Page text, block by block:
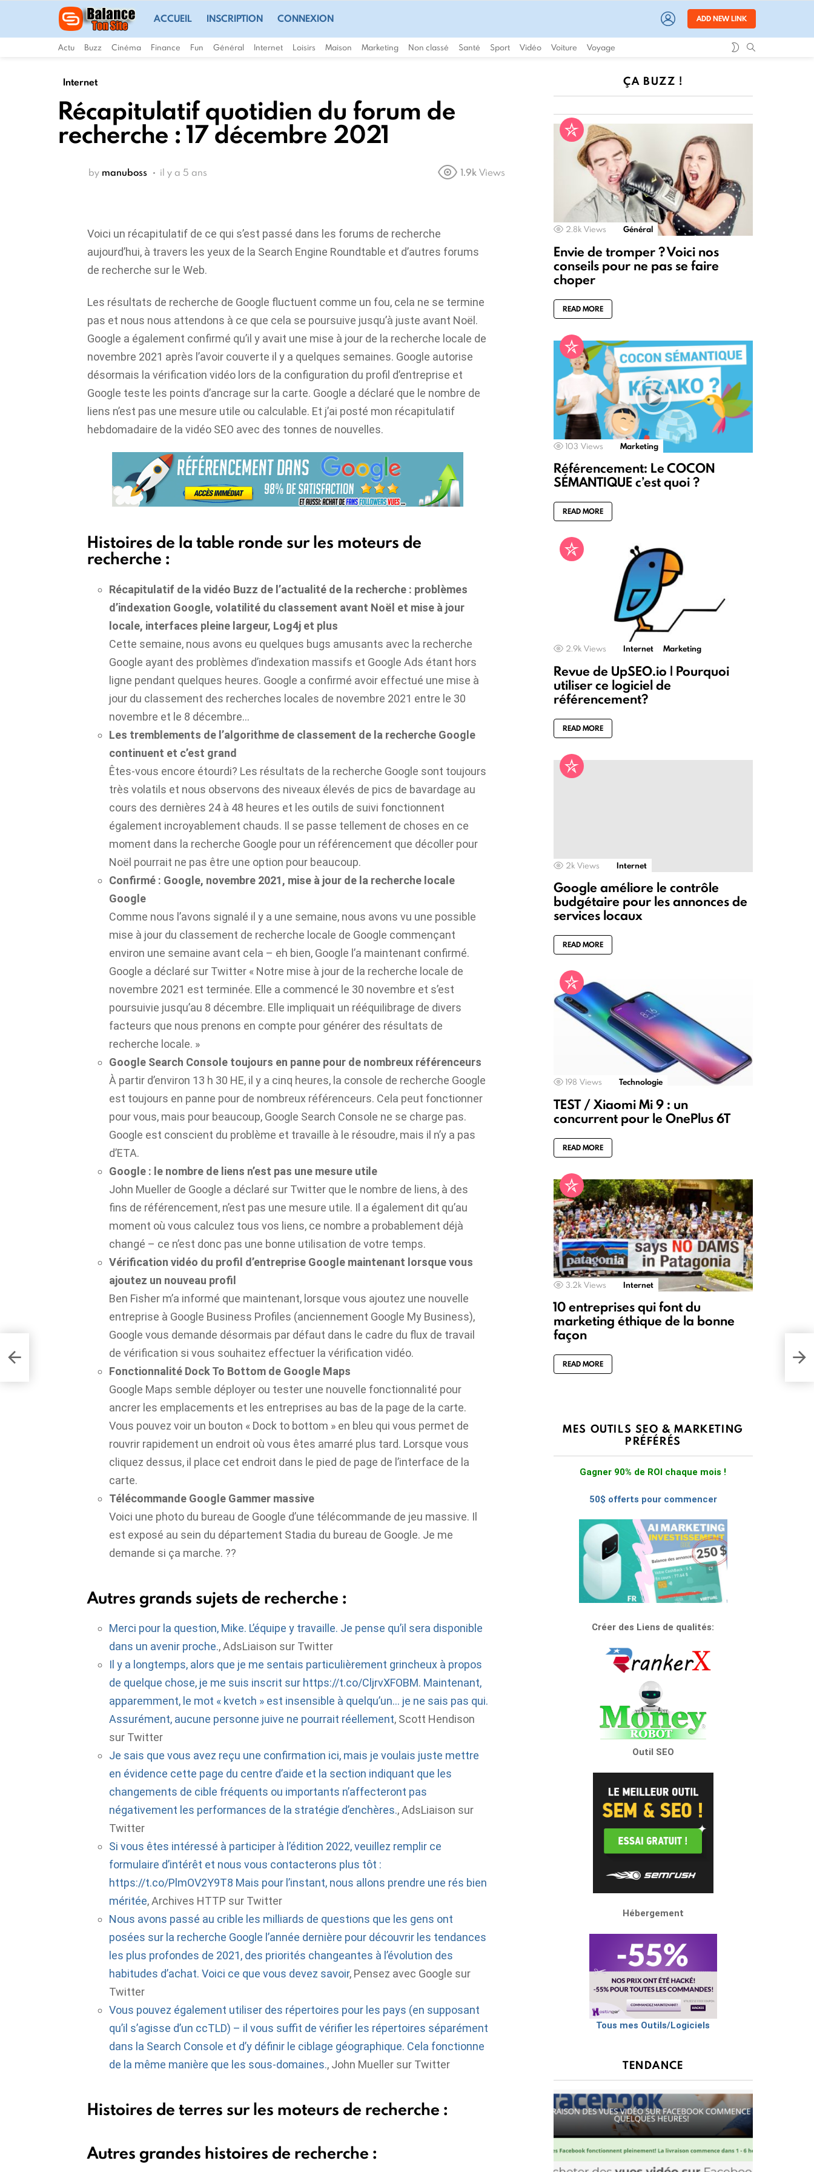
ACCUEIL INSCRIPTION CONNEXION LOGIN ADD NEW LINK
Actu Buzz Cinéma Finance Fun Général Internet Loisirs Maison Marketing Non classé Santé Sport Vidéo Voiture Voyage
SWITCH
Internet
Récapitulatif quotidien du forum de
recherche : 17 décembre 2021
by manuboss il y a 5 ans 1.9k Views
Voici un récapitulatif de ce qui s’est passé dans les forums de recherche
aujourd’hui, à travers les yeux de la Search Engine Roundtable et d’autres forums
de recherche sur le Web.
Les résultats de recherche de Google fluctuent comme un fou, cela ne se termine
pas et nous nous attendons à ce que cela se poursuive jusqu’à juste avant Noël.
Google a également confirmé qu’il y avait une mise à jour de la recherche locale de
novembre 2021 après l’avoir couverte il y a quelques semaines. Google autorise
désormais la vérification vidéo lors de la configuration du profil d’entreprise et
Google teste les points d’ancrage sur la carte. Google a déclaré que le nombre de
liens n’est pas une mesure utile ou calculable. Et j’ai posté mon récapitulatif
hebdomadaire de la vidéo SEO avec des tonnes de nouvelles.
Histoires de la table ronde sur les moteurs de
recherche :
Récapitulatif de la vidéo Buzz de l’actualité de la recherche : problèmes
d’indexation Google, volatilité du classement avant Noël et mise à jour
locale, interfaces pleine largeur, Log4j et plus
Cette semaine, nous avons eu quelques bugs amusants avec la recherche
Google ayant des problèmes d’indexation massifs et Google Ads étant hors
ligne pendant quelques heures. Google a confirmé avoir effectué une mise à
jour du classement des recherches locales de novembre 2021 entre le 30
novembre et le 8 décembre…
Les tremblements de l’algorithme de classement de la recherche Google
continuent et c’est grand
Êtes-vous encore étourdi? Les résultats de la recherche Google sont toujours
très volatils et nous observons des niveaux élevés de pics de bavardage au
cours des dernières 24 à 48 heures et les outils de suivi fonctionnent
également incroyablement chauds. Il se passe tellement de choses en ce
moment dans la recherche Google pour un référencement que décoller pour
Noël pourrait ne pas être une option pour beaucoup.
Confirmé : Google, novembre 2021, mise à jour de la recherche locale
Google
Comme nous l’avons signalé il y a une semaine, nous avons vu une possible
mise à jour du classement de recherche locale de Google commençant
environ une semaine avant cela – eh bien, Google l’a maintenant confirmé.
Google a déclaré sur Twitter « Notre mise à jour de la recherche locale de
novembre 2021 est terminée. Elle a commencé le 30 novembre et s’est
poursuivie jusqu’au 8 décembre. Elle impliquait un rééquilibrage de divers
facteurs que nous prenons en compte pour générer des résultats de
recherche locale. »
Google Search Console toujours en panne pour de nombreux référenceurs
À partir d’environ 13 h 30 HE, il y a cinq heures, la console de recherche Google
est toujours en panne pour de nombreux référenceurs. Cela peut fonctionner
pour vous, mais pour beaucoup, Google Search Console ne se charge pas.
Google est conscient du problème et travaille à le résoudre, mais il n’y a pas
d’ETA.
Google : le nombre de liens n’est pas une mesure utile
John Mueller de Google a déclaré sur Twitter que le nombre de liens, à des
fins de référencement, n’est pas une mesure utile. Il a également dit qu’au
moment où vous calculez tous vos liens, ce nombre a probablement déjà
changé – ce n’est donc pas une bonne utilisation de votre temps.
Vérification vidéo du profil d’entreprise Google maintenant lorsque vous
ajoutez un nouveau profil
Ben Fisher m’a informé que maintenant, lorsque vous ajoutez une nouvelle
entreprise à Google Business Profiles (anciennement Google My Business),
Google vous demande désormais par défaut dans le cadre du flux de travail
de vérification si vous souhaitez effectuer la vérification vidéo.
Fonctionnalité Dock To Bottom de Google Maps
Google Maps semble déployer ou tester une nouvelle fonctionnalité pour
ancrer les emplacements et les entreprises au bas de la page de la carte.
Vous pouvez voir un bouton « Dock to bottom » en bleu qui vous permet de
rouvrir rapidement un endroit où vous êtes amarré plus tard. Lorsque vous
cliquez dessus, il place cet endroit dans le pied de page de l’interface de la
carte.
Télécommande Google Gammer massive
Voici une photo du bureau de Google d’une télécommande de jeu massive. Il
est exposé au sein du département Stadia du bureau de Google. Je me
demande si ça marche. ??
Autres grands sujets de recherche :
Merci pour la question, Mike. L’équipe y travaille. Je pense qu’il sera disponible
dans un avenir proche., AdsLiaison sur Twitter
Il y a longtemps, alors que je me sentais particulièrement grincheux à propos
de quelque chose, je me suis inscrit sur https://t.co/CljrvXFOBM. Maintenant,
apparemment, le mot « kvetch » est insensible à quelqu’un… je ne sais pas qui.
Assurément, aucune personne juive ne pourrait réellement, Scott Hendison
sur Twitter
Je sais que vous avez reçu une confirmation ici, mais je voulais juste mettre
en évidence cette page du centre d’aide et la section indiquant que les
changements de cible fréquents ou importants n’affecteront pas
négativement les performances de la stratégie d’enchères., AdsLiaison sur
Twitter
Si vous êtes intéressé à participer à l’édition 2022, veuillez remplir ce
formulaire d’intérêt et nous vous contacterons plus tôt :
https://t.co/PlmOV2Y9T8 Mais pour l’instant, nous allons prendre une rés bien
méritée, Archives HTTP sur Twitter
Nous avons passé au crible les milliards de questions que les gens ont
posées sur la recherche Google l’année dernière pour découvrir les tendances
les plus profondes de 2021, des priorités changeantes à l’évolution des
habitudes d’achat. Voici ce que vous devez savoir, Pensez avec Google sur
Twitter
Vous pouvez également utiliser des répertoires pour les pays (en supposant
qu’il s’agisse d’un ccTLD) – il vous suffit de vérifier les répertoires séparément
dans la Search Console et d’y définir le ciblage géographique. Cela fonctionne
de la même manière que les sous-domaines., John Mueller sur Twitter
Histoires de terres sur les moteurs de recherche :
Autres grandes histoires de recherche :
ÇA BUZZ !
2.8k Views Général
Envie de tromper ? Voici nos
conseils pour ne pas se faire
choper
READ MORE
103 Views Marketing
Référencement: Le COCON
SÉMANTIQUE c’est quoi ?
READ MORE
2.9k Views Internet Marketing
Revue de UpSEO.io | Pourquoi
utiliser ce logiciel de
référencement?
READ MORE
2k Views Internet
Google améliore le contrôle
budgétaire pour les annonces de
services locaux
READ MORE
198 Views Technologie
TEST / Xiaomi Mi 9 : un
concurrent pour le OnePlus 6T
READ MORE
3.2k Views Internet
10 entreprises qui font du
marketing éthique de la bonne
façon
READ MORE
MES OUTILS SEO & MARKETING
PRÉFÉRÉS
Gagner 90% de ROI chaque mois !
50$ offerts pour commencer
Créer des Liens de qualités:
Outil SEO
Hébergement
Tous mes Outils/Logiciels
TENDANCE